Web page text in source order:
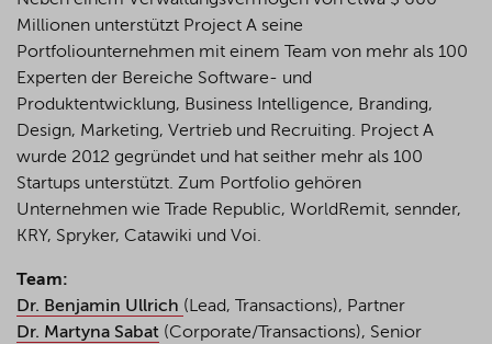
Millionen unterstützt Project A seine
Portfoliounternehmen mit einem Team von mehr als 100
Experten der Bereiche Software- und
Produktentwicklung, Business Intelligence, Branding,
Design, Marketing, Vertrieb und Recruiting. Project A
wurde 2012 gegründet und hat seither mehr als 100
Startups unterstützt. Zum Portfolio gehören
Unternehmen wie Trade Republic, WorldRemit, sennder,
KRY, Spryker, Catawiki und Voi.
Team:
Dr. Benjamin Ullrich (Lead, Transactions), Partner
Dr. Martyna Sabat (Corporate/Transactions), Senior